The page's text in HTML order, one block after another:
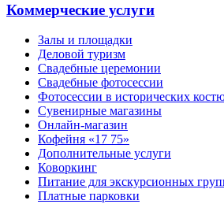
Коммерческие услуги
Залы и площадки
Деловой туризм
Свадебные церемонии
Свадебные фотосессии
Фотосессии в исторических
Сувенирные магазины
Онлайн-магазин
Кофейня «17 75»
Дополнительные услуги
Коворкинг
Питание для экскурсионных
Платные парковки